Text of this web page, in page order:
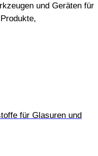
und Geräten für
für Glasuren und